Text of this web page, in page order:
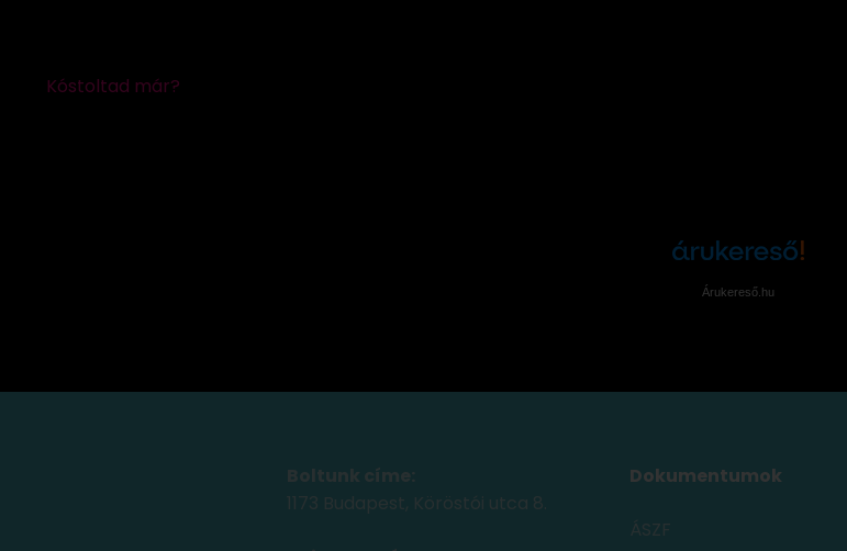
Árukereső.hu
Boltunk címe:
1173 Budapest, Köröstói utca 8.
Dokumentumok
ÁSZF